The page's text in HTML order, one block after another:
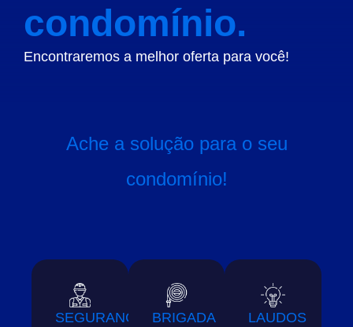
condomínio.
Encontraremos a melhor oferta para você!
Ache a solução para o seu
condomínio!
SEGURANÇA
BRIGADA
LAUDOS